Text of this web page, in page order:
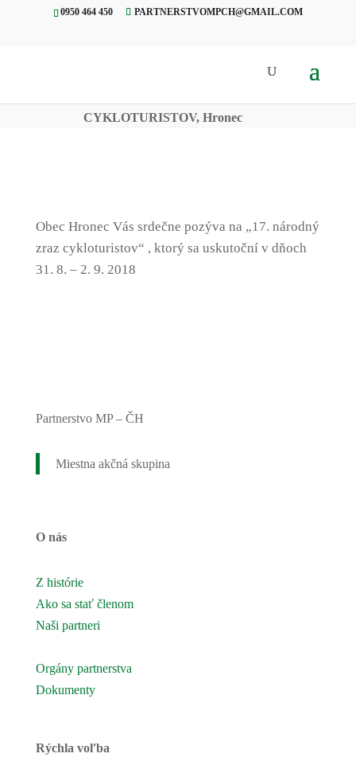
0950 464 450 PARTNERSTVOMPCH@GMAIL.COM
CYKLOTURISTOV, Hronec
Obec Hronec Vás srdečne pozýva na „17. národný
zraz cykloturistov“ , ktorý sa uskutoční v dňoch
31. 8. – 2. 9. 2018
Partnerstvo MP – ČH
Miestna akčná skupina
O nás
Z histórie
Ako sa stať členom
Naši partneri
Orgány partnerstva
Dokumenty
Rýchla voľba